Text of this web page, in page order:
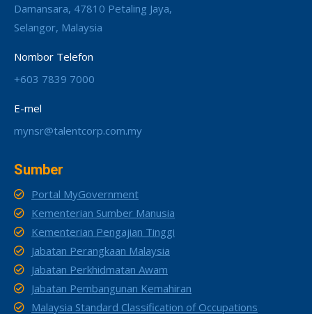
Damansara, 47810 Petaling Jaya,
Selangor, Malaysia
Nombor Telefon
+603 7839 7000
E-mel
mynsr@talentcorp.com.my
Sumber
Portal MyGovernment
Kementerian Sumber Manusia
Kementerian Pengajian Tinggi
Jabatan Perangkaan Malaysia
Jabatan Perkhidmatan Awam
Jabatan Pembangunan Kemahiran
Malaysia Standard Classification of Occupations